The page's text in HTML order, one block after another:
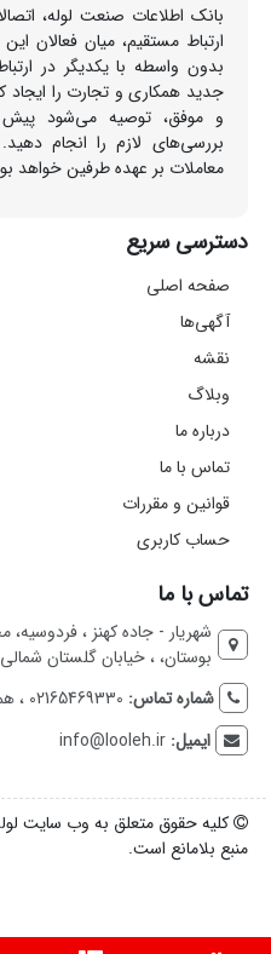
بانک اطلاعات صنعت لوله،
ارتباط مستقیم، میان فعالان
بدون واسطه با یکدیگر در
جدید همکاری و تجارت را ایجاد
و موفق، توصیه می‌شود پیش
بررسی‌های لازم را انجام
معاملات بر عهده طرفین خواهد
دسترسی سریع
صفحه اصلی
آگهی‌ها
نقشه
وبلاگ
درباره ما
تماس با ما
قوانین و مقررات
حساب کاربری
تماس با ما
شهریار - جاده کهنز ،
بوستان، ، خیابان گلستان شمالی، پلاک 7، کدپستی
شماره تماس: 02165469330 ، همراه : 09120809195
ایمیل:info@looleh.ir
کلیه حقوق متعلق به وب سایت
منبع بلامانع است.